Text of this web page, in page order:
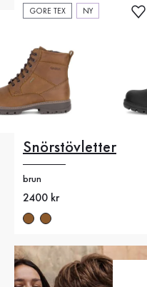
GORE TEX NY
Snörstövletter
brun
Nytt pris
2400 kr